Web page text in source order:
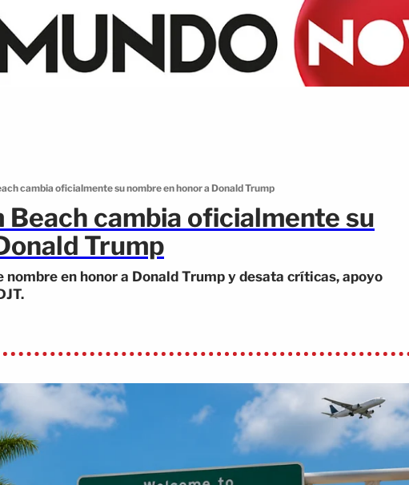
cambia oficialmente su nombre en honor a Donald Trump
cambia oficialmente su
Trump
en honor a Donald Trump y desata críticas, apoyo